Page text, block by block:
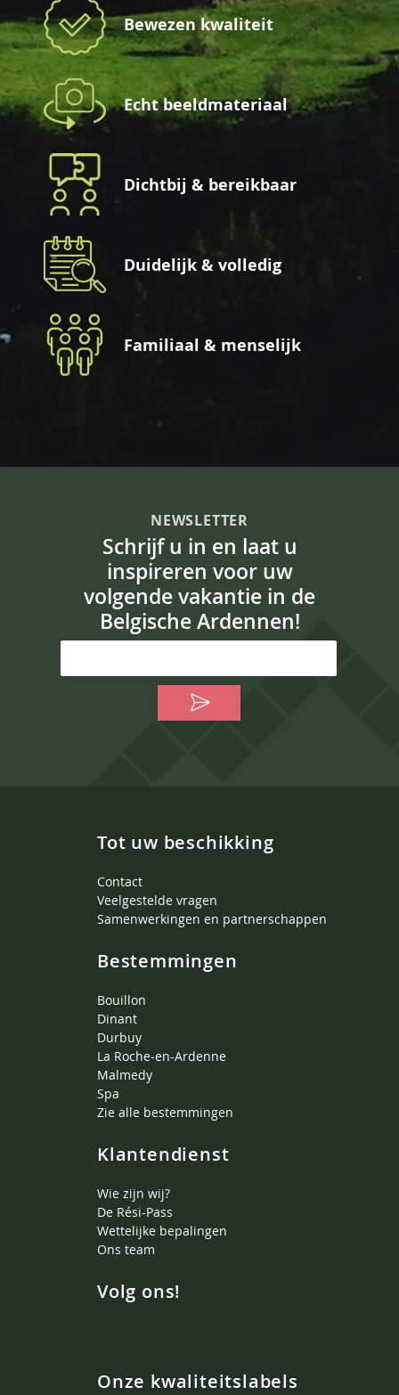
Bewezen kwaliteit
Echt beeldmateriaal
Dichtbij & bereikbaar
Duidelijk & volledig
Familiaal & menselijk
NEWSLETTER
Schrijf u in en laat u
inspireren voor uw
volgende vakantie in de
Belgische Ardennen!
Tot uw beschikking
Contact
Veelgestelde vragen
Samenwerkingen en partnerschappen
Bestemmingen
Bouillon
Dinant
Durbuy
La Roche-en-Ardenne
Malmedy
Spa
Zie alle bestemmingen
Klantendienst
Wie zijn wij?
De Rési-Pass
Wettelijke bepalingen
Ons team
Volg ons!
Onze kwaliteitslabels